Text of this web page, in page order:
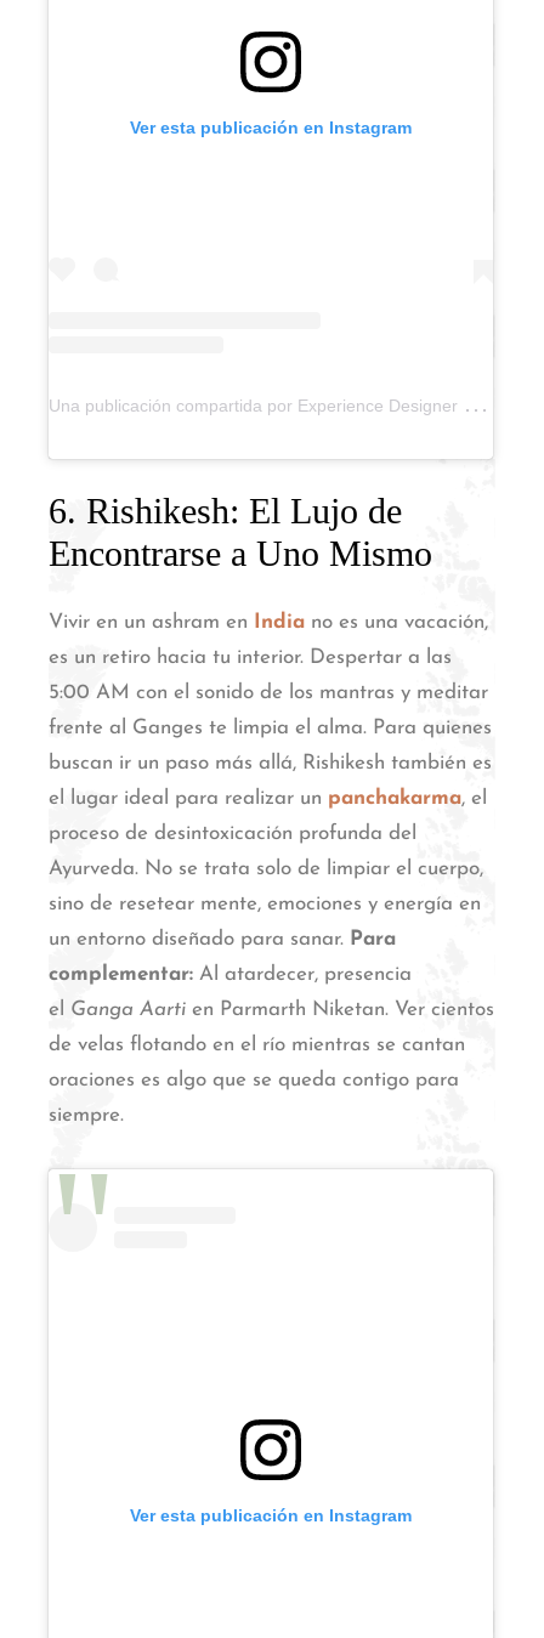
Ver esta publicación en Instagram
U
na publicación compartida por Experience Designer by Ari (@experience.designer)
6. Rishikesh: El Lujo de
Encontrarse a Uno Mismo
Vivir en un ashram en India no es una vacación,
es un retiro hacia tu interior. Despertar a las
5:00 AM con el sonido de los mantras y meditar
frente al Ganges te limpia el alma. Para quienes
buscan ir un paso más allá, Rishikesh también es
el lugar ideal para realizar un panchakarma, el
proceso de desintoxicación profunda del
Ayurveda. No se trata solo de limpiar el cuerpo,
sino de resetear mente, emociones y energía en
un entorno diseñado para sanar. Para
complementar: Al atardecer, presencia
el Ganga Aarti en Parmarth Niketan. Ver cientos
de velas flotando en el río mientras se cantan
oraciones es algo que se queda contigo para
siempre.
Ver esta publicación en Instagram